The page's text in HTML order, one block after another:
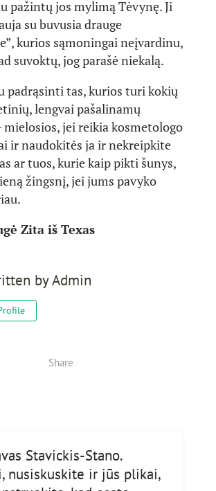
pažintų jos mylimą Tėvynę. Ji
su buvusia drauge
kurios sąmoningai neįvardinu,
suvoktų, jog parašė niekalą.
padrąsinti tas, kurios turi kokių
lengvai pašalinamų
mielosios, jei reikia kosmetologo
ir naudokitės ja ir nekreipkite
ar tuos, kurie kaip pikti šunys,
žingsnį, jei jums pavyko
Zita iš Texas
byAdmin
Share
Stavickis-Stano.
nusiskuskite ir jūs plikai,